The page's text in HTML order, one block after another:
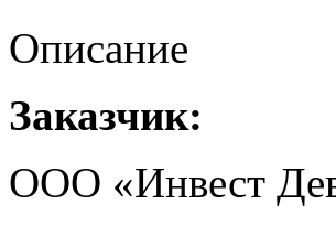
Описание
Заказчик:
ООО «Инвест